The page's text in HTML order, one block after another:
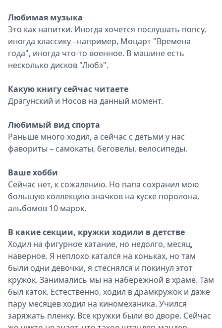
Любимая музыка
Это как напитки. Иногда хочется послушать попсу,
иногда классику –например, Моцарт "Времена
года", иногда что-то военное. В машине есть
несколько дисков "Любэ".
Какую книгу сейчас читаете
Драгунский и Носов на данный момент.
Любимый вид спорта
Раньше много ходил, а сейчас с детьми у нас
фавориты – самокаты, беговелы, велосипеды.
Ваше хобби
Сейчас нет, к сожалению. Но папа сохранил мою
большую коллекцию значков на куске поролона,
альбомов 10 марок.
В какие секции, кружки ходили в детстве
Ходил на фигурное катание, но недолго, месяц,
наверное. Я неплохо катался на коньках, но там
были одни девочки, я стеснялся и покинул этот
кружок. Занимались мы на набережной в храме. Там
был каток. Естественно, ходил в драмкружок и даже
пару месяцев ходил на киномеханика. Учился
заряжать пленку. Все кружки были во дворе. Сейчас